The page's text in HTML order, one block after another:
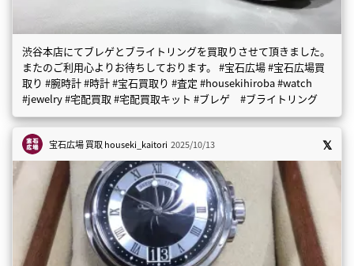
渋谷本店にてブレゲとブライトリングを買取りさせて頂きました。
またのご利用心よりお待ちしております。 #宝石広場 #宝石広場買
取り #腕時計 #時計 #宝石買取り #査定 #housekihiroba #watch
#jewelry #宅配買取 #宅配買取キット #ブレゲ #ブライトリング
宝石広場 買取houseki_kaitori 2025/10/13